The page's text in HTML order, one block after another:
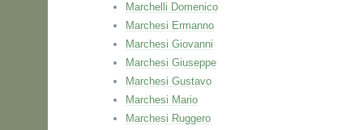
Marchelli Domenico
Marchesi Ermanno
Marchesi Giovanni
Marchesi Giuseppe
Marchesi Gustavo
Marchesi Mario
Marchesi Ruggero